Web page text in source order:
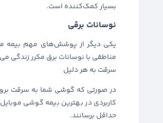
بسیار کمک‌کننده است.
نوسانات برقی
یکی دیگر از پوشش‌های مهم بیمه
مناطقی با نوسانات برق مکرر زندگی
سرقت به هر دلیل
در صورتی که گوشی شما به سرقت
کاربردی در بهترین بیمه گوشی
حداقل برسانند.